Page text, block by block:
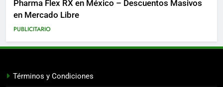
Pharma Flex RX en México – Descuentos Masivos
en Mercado Libre
PUBLICITARIO
Términos y Condiciones